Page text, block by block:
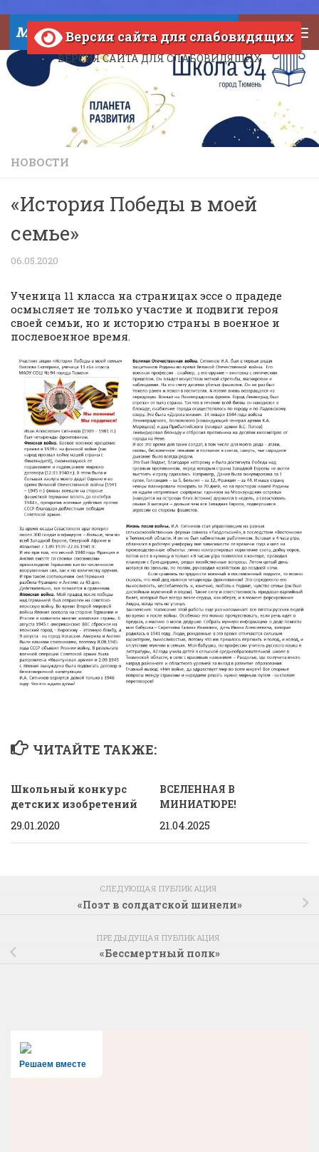
Skip to content
МАОУ СОШ №94 города Тюмени
ВЕРСИЯ САЙТА ДЛЯ СЛАБОВИДЯЩИХ
Версия сайта для слабовидящих
НОВОСТИ
«История Победы в моей
семье»
06.05.2020
Ученица 11 класса на страницах эссе о прадеде
осмысляет не только участие и подвиги героя
своей семьи, но и историю страны в военное и
послевоенное время.
ЧИТАЙТЕ ТАКЖЕ:
Школьный конкурс
детских изобретений
29.01.2020
ВСЕЛЕННАЯ В
МИНИАТЮРЕ!
21.04.2025
СЛЕДУЮЩАЯ ПУБЛИКАЦИЯ
«Поэт в солдатской шинели»
ПРЕДЫДУЩАЯ ПУБЛИКАЦИЯ
«Бессмертный полк»
Решаем вместе